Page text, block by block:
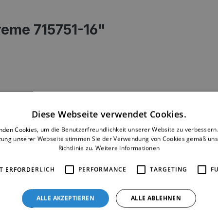
715751-16"
in ihrer Gesamtheit durch ihr Design in den
– Lampen – Schalen – Teelichtern und Vasen
in Szene und erhalten so eine ganz
Besonderheiten oder Abweichungen werden gesondert in der Artikelbeschreibung
Diese Webseite verwendet Cookies.
Cookies, um die Benutzerfreundlichkeit unserer Website zu
unserer Webseite stimmen Sie der Verwendung von Cookies gemäß
Richtlinie zu.Weitere Informationen
ERFORDERLICH PERFORMANCE TARGETING
ALLE AKZEPTIEREN ALLE ABLEHNEN